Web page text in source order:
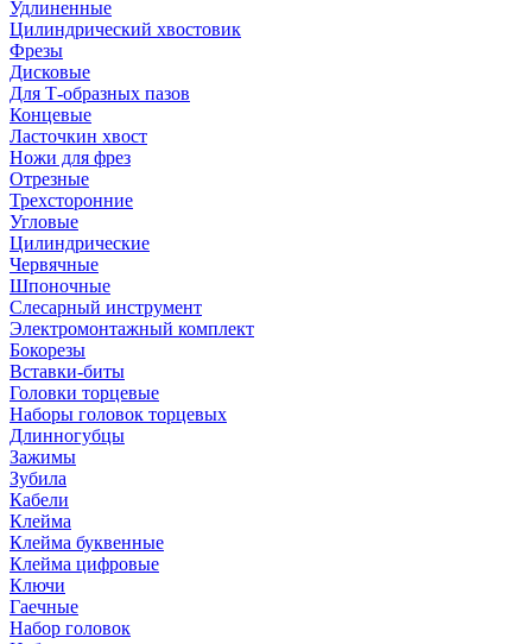
Удлиненные
Цилиндрический хвостовик
Фрезы
Дисковые
Для Т-образных пазов
Концевые
Ласточкин хвост
Ножи для фрез
Отрезные
Трехсторонние
Угловые
Цилиндрические
Червячные
Шпоночные
Слесарный инструмент
Электромонтажный комплект
Бокорезы
Вставки-биты
Головки торцевые
Наборы головок торцевых
Длинногубцы
Зажимы
Зубила
Кабели
Клейма
Клейма буквенные
Клейма цифровые
Ключи
Гаечные
Набор головок